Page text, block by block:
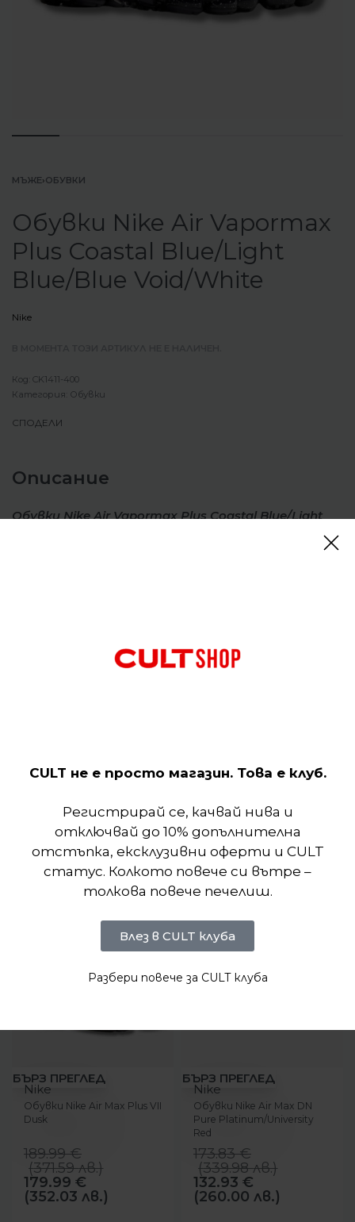
МЪЖЕ›ОБУВКИ
Обувки Nike Air Vapormax
Plus Coastal Blue/Light
Blue/Blue Void/White
Nike
CK1411-400
Категория: Обувки
СПОДЕЛИ
Описание
Обувки Nike Air Vapormax Plus Coastal Blue/Light
неговата плаваща клетка, омекотена горна
част и лого на петата. Революционната
Отзиви (0)
Подобни продукти
-5%
БЪРЗ ПРЕГЛЕД
Nike
Обувки Nike Air Max Plus VII
Dusk
189.99€
(371.59лв.)
179.99 €
(352.03 лв.)
-24%
БЪРЗ ПРЕГЛЕД
Nike
Обувки Nike Air Max DN
Pure Platinum/University
Red
173.83€
(339.98лв.)
132.93 €
(260.00 лв.)
CULT не е просто магазин. Това е клуб.
Регистрирай се, качвай нива и
отключвай до 10% допълнителна
отстъпка, ексклузивни оферти и CULT
статус. Колкото повече си вътре –
толкова повече печелиш.
Влез в CULT клуба
Разбери повече за CULT клуба